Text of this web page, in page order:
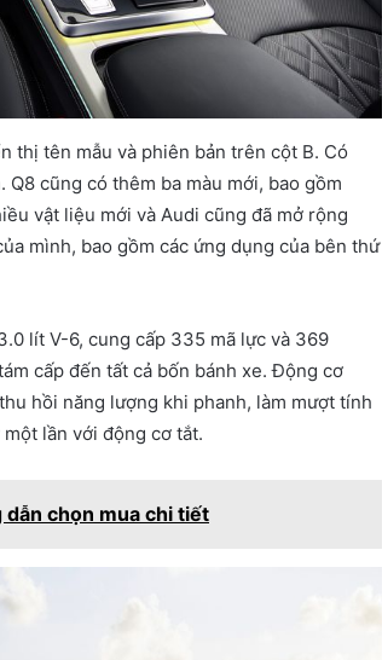
thị tên mẫu và phiên bản trên cột B. Có
cũng có thêm ba màu mới, bao gồm
vật liệu mới và Audi cũng đã mở rộng
mình, bao gồm các ứng dụng của bên thứ
lít V-6, cung cấp 335 mã lực và 369
cấp đến tất cả bốn bánh xe. Động cơ
hồi năng lượng khi phanh, làm mượt tính
lần với động cơ tắt.
dẫn chọn mua chi tiết